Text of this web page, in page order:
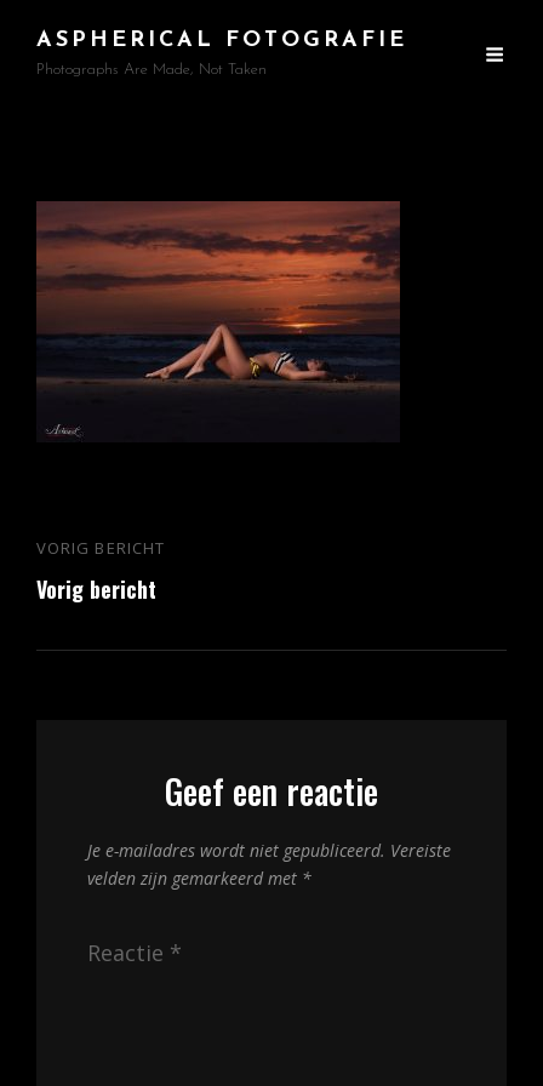
ASPHERICAL FOTOGRAFIE
Photographs Are Made, Not Taken
Bericht
navigatie
Vorig
bericht
VORIG BERICHT
Vorig bericht
Geef een reactie
Je e-mailadres wordt niet gepubliceerd. Vereiste
velden zijn gemarkeerd met *
Reactie *